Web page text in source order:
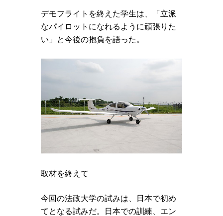
デモフライトを終えた学生は、「立派
なパイロットになれるように頑張りた
い」と今後の抱負を語った。
取材を終えて
今回の法政大学の試みは、日本で初め
てとなる試みだ。日本での訓練、エン